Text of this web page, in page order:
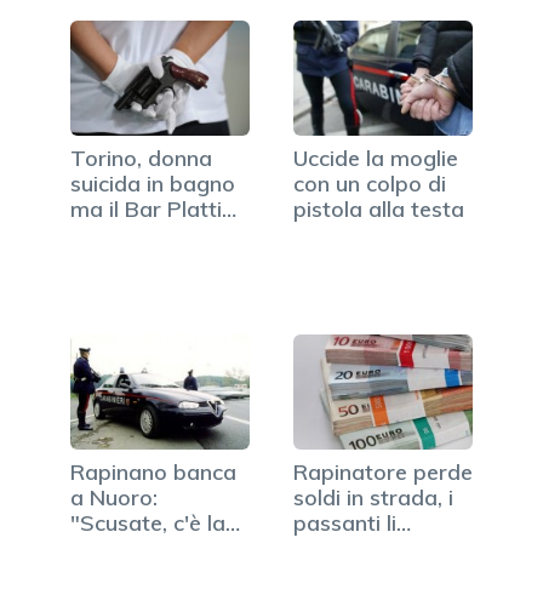
Torino, donna
suicida in bagno
ma il Bar Platti
Uccide la moglie
con un colpo di
pistola alla testa
Rapinano banca
a Nuoro:
"Scusate, c'è la
Rapinatore perde
soldi in strada, i
passanti li